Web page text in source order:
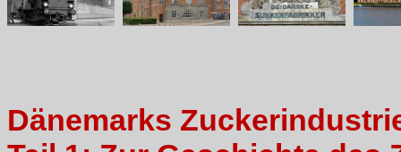
Dänemarks